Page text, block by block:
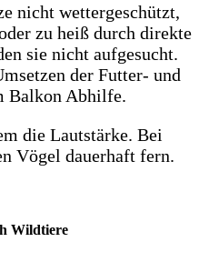
nicht wettergeschützt,
zu heiß durch direkte
sie nicht aufgesucht.
der Futter- und
Balkon Abhilfe.
die Lautstärke. Bei
Vögel dauerhaft fern.
Wildtiere